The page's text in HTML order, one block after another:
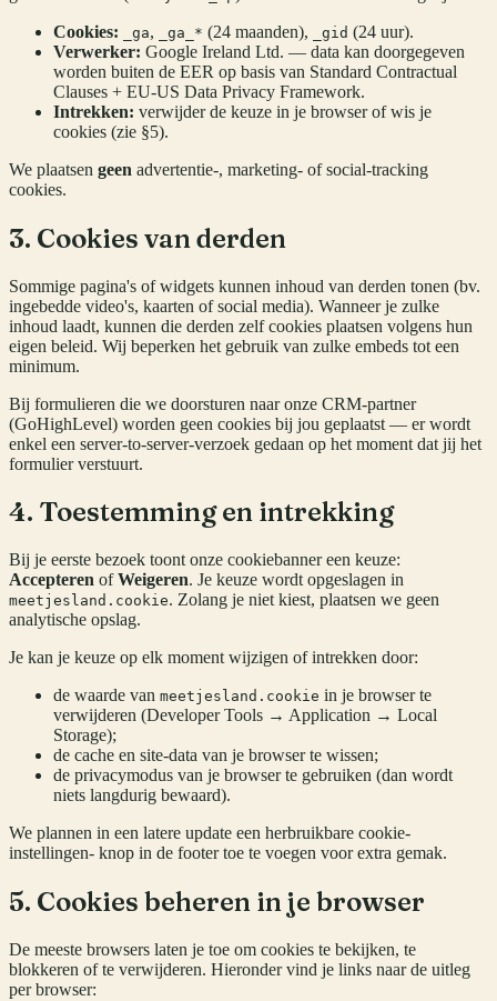
Cookies:
_ga, _ga_* (24 maanden), _gid (24 uur).
Verwerker: Google Ireland Ltd. — data kan doorgegeven
worden buiten de EER op basis van Standard Contractual
Clauses + EU-US Data Privacy Framework.
Intrekken: verwijder de keuze in je browser of wis je
cookies (zie §5).
We plaatsen geen advertentie-, marketing- of social-tracking
cookies.
3. Cookies van derden
Sommige pagina's of widgets kunnen inhoud van derden tonen (bv.
ingebedde video's, kaarten of social media). Wanneer je zulke
inhoud laadt, kunnen die derden zelf cookies plaatsen volgens hun
eigen beleid. Wij beperken het gebruik van zulke embeds tot een
minimum.
Bij formulieren die we doorsturen naar onze CRM-partner
(GoHighLevel) worden geen cookies bij jou geplaatst — er wordt
enkel een server-to-server-verzoek gedaan op het moment dat jij het
formulier verstuurt.
4. Toestemming en intrekking
Bij je eerste bezoek toont onze cookiebanner een keuze:
Accepteren ofWeigeren. Je keuze wordt opgeslagen in
meetjesland.cookie. Zolang je niet kiest, plaatsen we geen
analytische opslag.
Je kan je keuze op elk moment wijzigen of intrekken door:
de waarde van meetjesland.cookie in je browser te
verwijderen (Developer Tools → Application → Local
Storage);
de cache en site-data van je browser te wissen;
de privacymodus van je browser te gebruiken (dan wordt
niets langdurig bewaard).
We plannen in een latere update een herbruikbare cookie-
instellingen- knop in de footer toe te voegen voor extra gemak.
5. Cookies beheren in je browser
De meeste browsers laten je toe om cookies te bekijken, te
blokkeren of te verwijderen. Hieronder vind je links naar de uitleg
per browser: